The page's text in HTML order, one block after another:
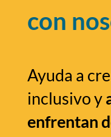
con
Ayuda a
inclusivo y
enfrentan